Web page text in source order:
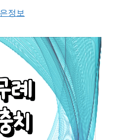
정보